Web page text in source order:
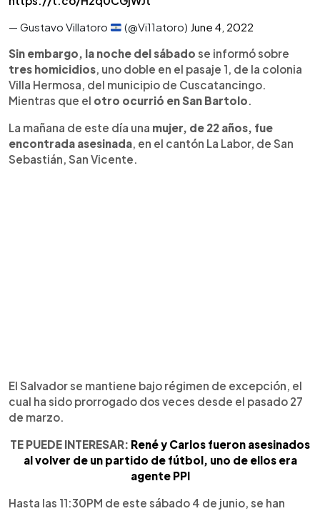
— Gustavo Villatoro
(@Vi11atoro) June 4, 2022
Sin embargo, la noche del sábado se informó sobre
tres homicidios, uno doble en el pasaje 1, de la colonia
Villa Hermosa, del municipio de Cuscatancingo.
Mientras que el otro ocurrió en San Bartolo.
La mañana de este día una mujer, de 22 años, fue
encontrada asesinada, en el cantón La Labor, de San
Sebastián, San Vicente.
El Salvador se mantiene bajo régimen de excepción, el
cual ha sido prorrogado dos veces desde el pasado 27
de marzo.
TE PUEDE INTERESAR: René y Carlos fueron asesinados
al volver de un partido de fútbol, uno de ellos era
agente PPI
Hasta las 11:30PM de este sábado 4 de junio, se han